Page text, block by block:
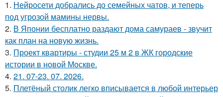
1. Нейросети добрались до семейных чатов, и теперь
под угрозой мамины нервы.
2. В Японии бесплатно раздают дома самураев - звучит
как план на новую жизнь.
3. Проект квартиры - студии 25 м 2 в ЖК городские
истории в новой Москве.
4. 21. 07-23. 07. 2026.
5. Плетёный столик легко вписывается в любой интерьер